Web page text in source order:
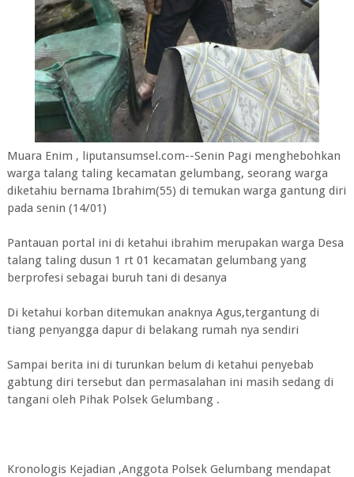
Muara Enim , liputansumsel.com--Senin Pagi menghebohkan
warga talang taling kecamatan gelumbang, seorang warga
diketahiu bernama Ibrahim(55) di temukan warga gantung diri
pada senin (14/01)
Pantauan portal ini di ketahui ibrahim merupakan warga Desa
talang taling dusun 1 rt 01 kecamatan gelumbang yang
berprofesi sebagai buruh tani di desanya
Di ketahui korban ditemukan anaknya Agus,tergantung di
tiang penyangga dapur di belakang rumah nya sendiri
Sampai berita ini di turunkan belum di ketahui penyebab
gabtung diri tersebut dan permasalahan ini masih sedang di
tangani oleh Pihak Polsek Gelumbang .
Kronologis Kejadian ,Anggota Polsek Gelumbang mendapat